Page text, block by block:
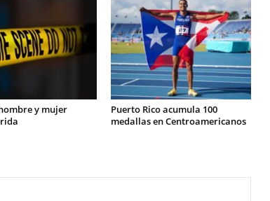
y mujer
Puerto Rico acumula 100
medallas en Centroamericanos